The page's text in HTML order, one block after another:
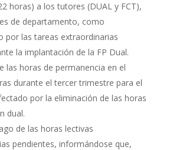
horas) a los tutores (DUAL y FCT),
de departamento, como
por las tareas extraordinarias
la implantación de la FP Dual.
las horas de permanencia en el
durante el tercer trimestre para el
por la eliminación de las horas
dual.
de las horas lectivas
pendientes, informándose que,